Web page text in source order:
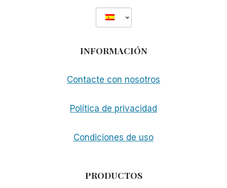
INFORMACIÓN
Contacte con nosotros
Política de privacidad
Condiciones de uso
PRODUCTOS